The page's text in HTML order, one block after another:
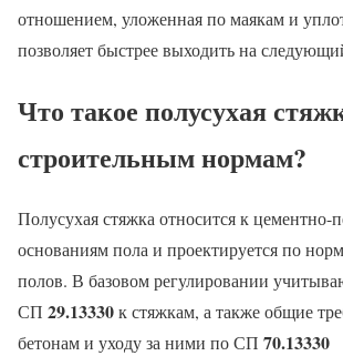
отношением, уложенная по маякам и
позволяет быстрее выходить на
Что такое полусухая
строительным нормам?
Полусухая стяжка относится к цементно-
основаниям пола и проектируется по
полов. В базовом регулировании
СП 29.13330к стяжкам, а также общие
бетонам и уходу за ними по СП 70.13330